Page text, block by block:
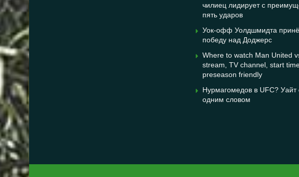
чилиец лидирует с
пять ударов
Уок-офф Уолдшмидта
победу над Доджерс
Where to watch Man United
stream, TV channel, start
preseason friendly
Нурмагомедов в UFC? Уайт
одним словом